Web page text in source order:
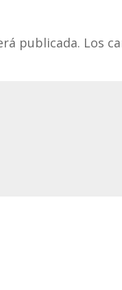
publicada. Los